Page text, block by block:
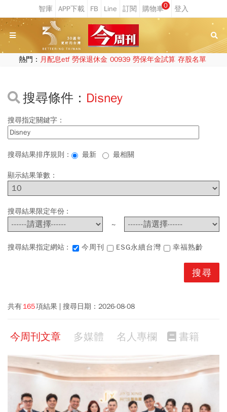
0
熱門： 月配息etf 勞保退休金 00939 勞保年金試算 存股名單
搜尋條件： Disney
搜尋指定關鍵字：
搜尋結果排序規則： 最新 最相關
顯示結果筆數：
搜尋結果限定年份 :
~
搜尋結果指定網站 : 今周刊 ESG永續台灣 幸福熟齡
共有165項結果 搜尋日期： 2026-08-08
今周刊文章 多媒體 名人專欄 書籍